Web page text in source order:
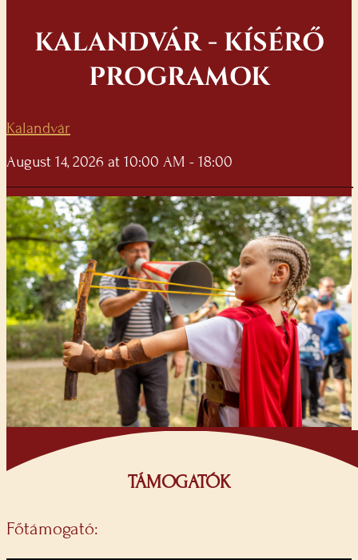
KALANDVÁR - KÍSÉRŐ
PROGRAMOK
Kalandvár
August 14, 2026 at 10:00 AM - 18:00
TÁMOGATÓK
Főtámogató: